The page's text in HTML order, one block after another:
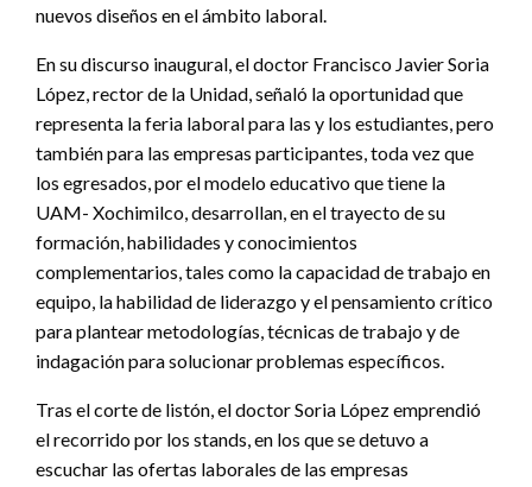
nuevos diseños en el ámbito laboral.
En su discurso inaugural, el doctor Francisco Javier Soria
López, rector de la Unidad, señaló la oportunidad que
representa la feria laboral para las y los estudiantes, pero
también para las empresas participantes, toda vez que
los egresados, por el modelo educativo que tiene la
UAM- Xochimilco, desarrollan, en el trayecto de su
formación, habilidades y conocimientos
complementarios, tales como la capacidad de trabajo en
equipo, la habilidad de liderazgo y el pensamiento crítico
para plantear metodologías, técnicas de trabajo y de
indagación para solucionar problemas específicos.
Tras el corte de listón, el doctor Soria López emprendió
el recorrido por los stands, en los que se detuvo a
escuchar las ofertas laborales de las empresas